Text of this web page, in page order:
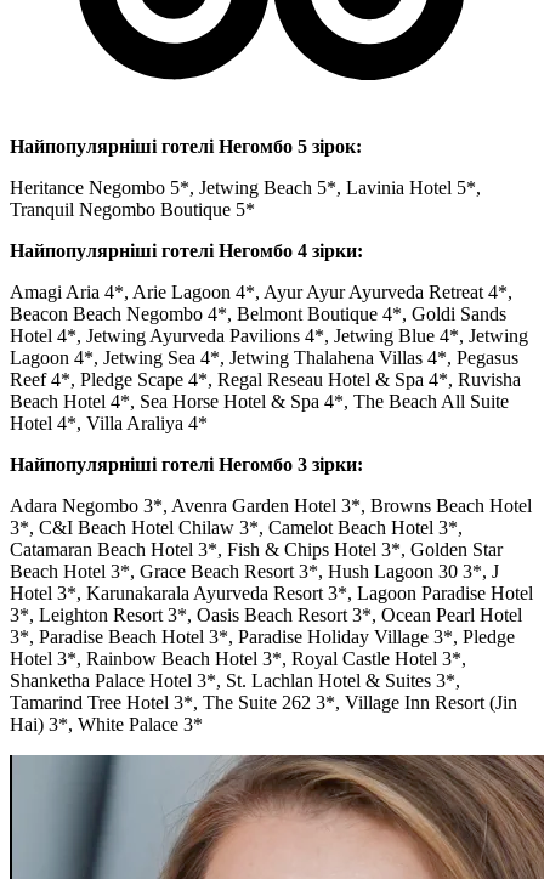
Найпопулярніші готелі Негомбо 5 зірок:
Heritance Negombo 5*, Jetwing Beach 5*, Lavinia Hotel 5*,
Tranquil Negombo Boutique 5*
Найпопулярніші готелі Негомбо 4 зірки:
Amagi Aria 4*, Arie Lagoon 4*, Ayur Ayur Ayurveda Retreat 4*,
Beacon Beach Negombo 4*, Belmont Boutique 4*, Goldi Sands
Hotel 4*, Jetwing Ayurveda Pavilions 4*, Jetwing Blue 4*, Jetwing
Lagoon 4*, Jetwing Sea 4*, Jetwing Thalahena Villas 4*, Pegasus
Reef 4*, Pledge Scape 4*, Regal Reseau Hotel & Spa 4*, Ruvisha
Beach Hotel 4*, Sea Horse Hotel & Spa 4*, The Beach All Suite
Hotel 4*, Villa Araliya 4*
Найпопулярніші готелі Негомбо 3 зірки:
Adara Negombo 3*, Avenra Garden Hotel 3*, Browns Beach Hotel
3*, C&I Beach Hotel Chilaw 3*, Camelot Beach Hotel 3*,
Catamaran Beach Hotel 3*, Fish & Chips Hotel 3*, Golden Star
Beach Hotel 3*, Grace Beach Resort 3*, Hush Lagoon 30 3*, J
Hotel 3*, Karunakarala Ayurveda Resort 3*, Lagoon Paradise Hotel
3*, Leighton Resort 3*, Oasis Beach Resort 3*, Ocean Pearl Hotel
3*, Paradise Beach Hotel 3*, Paradise Holiday Village 3*, Pledge
Hotel 3*, Rainbow Beach Hotel 3*, Royal Castle Hotel 3*,
Shanketha Palace Hotel 3*, St. Lachlan Hotel & Suites 3*,
Tamarind Tree Hotel 3*, The Suite 262 3*, Village Inn Resort (Jin
Hai) 3*, White Palace 3*